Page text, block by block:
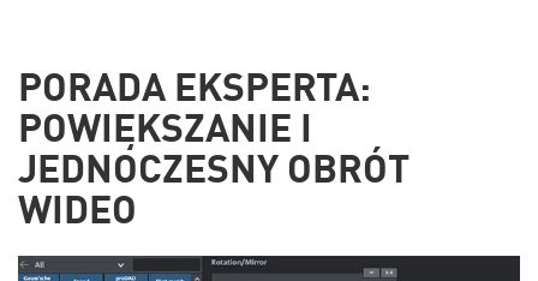
PORADA EKSPERTA:
POWIĘKSZANIE I
JEDNOCZESNY OBRÓT
WIDEO